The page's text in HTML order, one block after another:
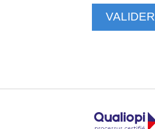
VALIDER